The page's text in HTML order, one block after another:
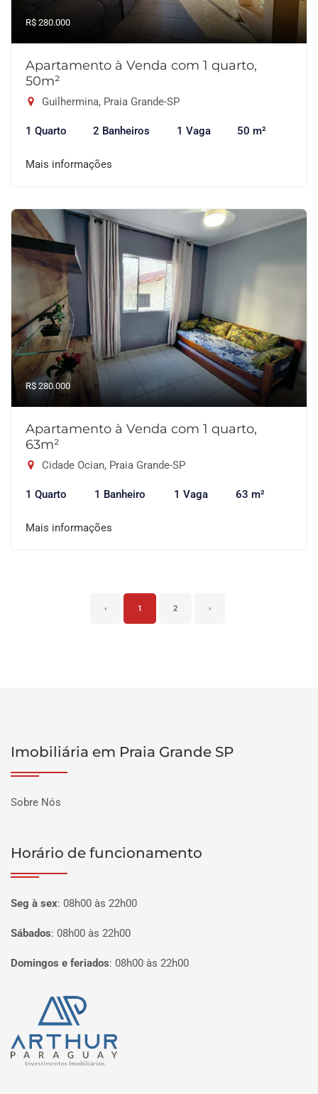
R$ 280.000
Apartamento à Venda com 1 quarto,
50m²
Guilhermina, Praia Grande-SP
1 Quarto 2 Banheiros 1 Vaga 50 m²
Mais informações
R$ 280.000
Apartamento à Venda com 1 quarto,
63m²
Cidade Ocian, Praia Grande-SP
1 Quarto 1 Banheiro 1 Vaga 63 m²
Mais informações
‹ 1 2 ›
Imobiliária em Praia Grande SP
Sobre Nós
Horário de funcionamento
Seg à sex: 08h00 às 22h00
Sábados: 08h00 às 22h00
Domingos e feriados: 08h00 às 22h00
Página inicial